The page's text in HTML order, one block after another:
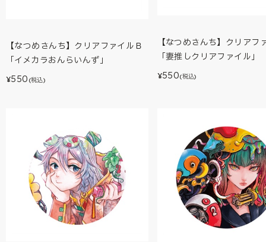
【なつめさんち】クリアファイルＢ
「イメカラおんらいんず」
¥550 (税込)
【なつめさんち】クリアフ
「妻推しクリアファイル」
¥550(税込)